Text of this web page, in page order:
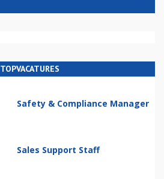
TOPVACATURES
Safety & Compliance Manager
Sales Support Staff